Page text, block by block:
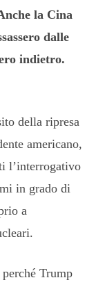
la Cina
dalle
indietro.
della ripresa
americano,
l’interrogativo
in grado di
a
Trump